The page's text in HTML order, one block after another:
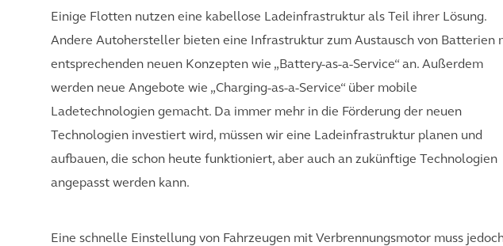
Einige Flotten nutzen eine kabellose Ladeinfrastruktur als Teil ihrer Lösung.
Andere Autohersteller bieten eine Infrastruktur zum Austausch von Batterien
entsprechenden neuen Konzepten wie „Battery-as-a-Service“ an. Außerdem
werden neue Angebote wie „Charging-as-a-Service“ über mobile
Ladetechnologien gemacht. Da immer mehr in die Förderung der neuen
Technologien investiert wird, müssen wir eine Ladeinfrastruktur planen und
aufbauen, die schon heute funktioniert, aber auch an zukünftige Technologien
angepasst werden kann.
Eine schnelle Einstellung von Fahrzeugen mit Verbrennungsmotor muss